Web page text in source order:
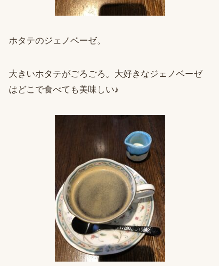
ホタテのジェノベーゼ。
大きいホタテがごろごろ。大好きなジェノベーゼ
はどこで食べても美味しい♪